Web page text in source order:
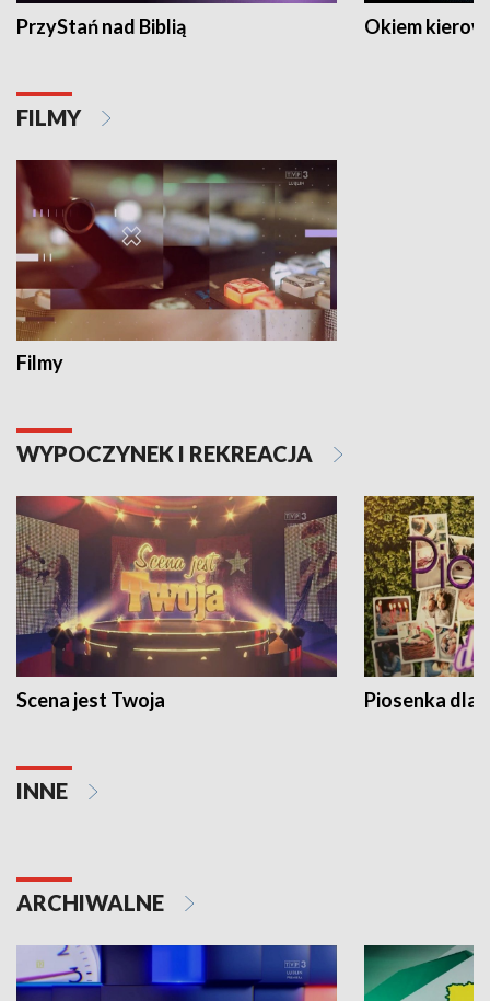
PrzyStań nad Biblią Okiem
FILMY
Filmy
WYPOCZYNEK I REKREACJA
Scena jest Twoja Piosenka dla
INNE
ARCHIWALNE